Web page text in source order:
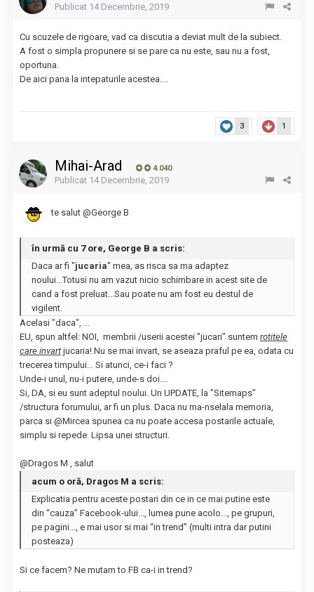
Publicat 14 Decembrie, 2019
Cu scuzele de rigoare, vad ca discutia a deviat mult de la subiect.
A fost o simpla propunere si se pare ca nu este, sau nu a fost,
oportuna.
De aici pana la intepaturile acestea....
3 1
Mihai-Arad 4.040
Publicat 14 Decembrie, 2019
te salut @George B
în urmă cu 7 ore, George B a scris:
Daca ar fi "jucaria" mea, as risca sa ma adaptez
noului...Totusi nu am vazut nicio schimbare in acest site de
cand a fost preluat...Sau poate nu am fost eu destul de
vigilent.
Acelasi "daca", ...
EU, spun altfel: NOI, membrii /userii acestei "jucari" suntem rotitele
care invart jucaria! Nu se mai invart, se aseaza praful pe ea, odata cu
trecerea timpului... Si atunci, ce-i faci ?
Unde-i unul, nu-i putere, unde-s doi....
Si, DA, si eu sunt adeptul noului. Un UPDATE, la "Sitemaps"
/structura forumului, ar fi un plus. Daca nu ma-nselala memoria,
parca si @Mircea spunea ca nu poate accesa postarile actuale,
simplu si repede. Lipsa unei structuri.
@Dragos M , salut
acum o oră, Dragos M a scris:
Explicatia pentru aceste postari din ce in ce mai putine este
din “cauza” Facebook-ului..., lumea pune acolo..., pe grupuri,
pe pagini..., e mai usor si mai “in trend” (multi intra dar putini
posteaza)
Si ce facem? Ne mutam to FB ca-i in trend?